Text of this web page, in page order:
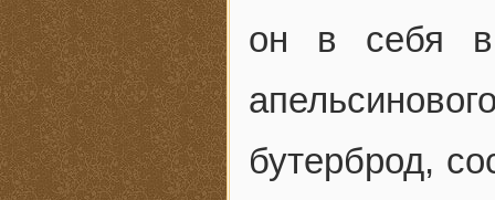
он в себя
бутерброд,